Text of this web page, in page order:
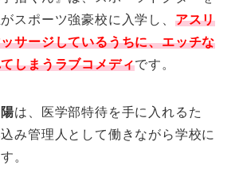
スポーツ強豪校に入学し、 アスリ
サージしているうちに、エッチな
しまうラブコメディです。
は、医学部特待を手に入れるた
み管理人として働きながら学校に
。